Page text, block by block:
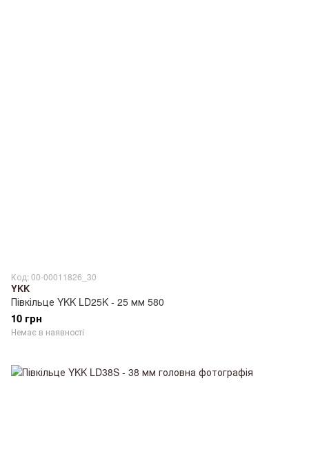
Код: 00-00011826_30
YKK
Півкільце YKK LD25K - 25 мм 580
10 грн
Немає в наявності